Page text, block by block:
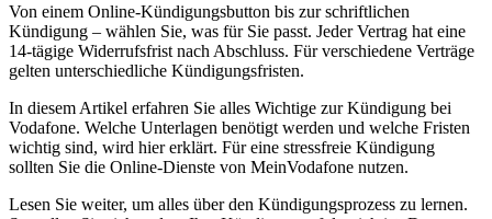
Von einem Online-Kündigungsbutton bis zur schriftlichen
Kündigung – wählen Sie, was für Sie passt. Jeder Vertrag hat eine
14-tägige Widerrufsfrist nach Abschluss. Für verschiedene Verträge
gelten unterschiedliche Kündigungsfristen.
In diesem Artikel erfahren Sie alles Wichtige zur Kündigung bei
Vodafone. Welche Unterlagen benötigt werden und welche Fristen
wichtig sind, wird hier erklärt. Für eine stressfreie Kündigung
sollten Sie die Online-Dienste von MeinVodafone nutzen.
Lesen Sie weiter, um alles über den Kündigungsprozess zu lernen.